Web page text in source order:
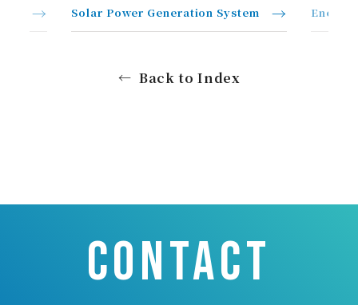
Solar Power Generation System Energy
Back to Index
contact